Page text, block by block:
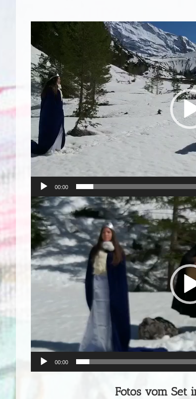
00:00
Video
Player
00:00
Fotos vom Set